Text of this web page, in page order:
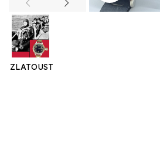
ZLATOUST